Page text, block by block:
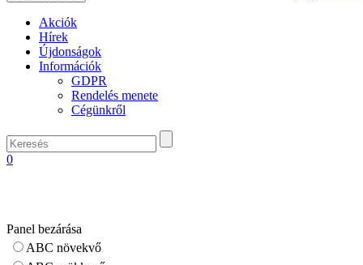
Akciók
Hírek
Újdonságok
Információk
GDPR
Rendelés menete
Cégünkről
0
Panel bezárása
ABC növekvő